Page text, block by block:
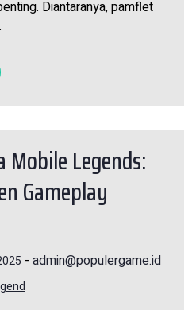
Diantaranya, pamflet
Mobile Legends:
Gameplay
- admin@populergame.id